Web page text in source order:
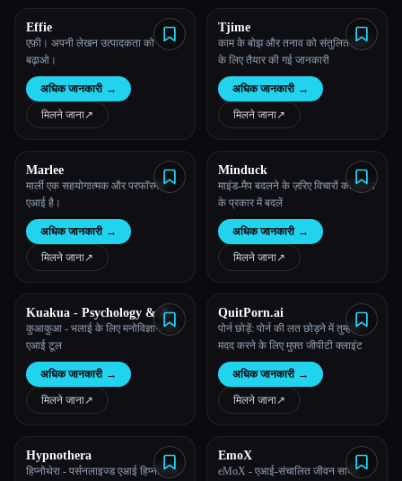
Effie
एफ़ी। अपनी लेखन उत्पादकता को
बढ़ाओ।
अधिक जानकारी →
मिलने जाना↗︎
Tjime
काम के बोझ और तनाव को संतुलित करने
के लिए तैयार की गई जानकारी
अधिक जानकारी →
मिलने जाना↗︎
Marlee
मार्ली एक सहयोगात्मक और परफॉरमेंस
एआई है।
अधिक जानकारी →
मिलने जाना↗︎
Minduck
माइंड-मैप बदलने के ज़रिए विचारों को सृजन
के प्रकार में बदलें
अधिक जानकारी →
मिलने जाना↗︎
Kuakua - Psychology & AI
Tools for Well-Being
कुआकुआ - भलाई के लिए मनोविज्ञान और
एआई टूल
अधिक जानकारी →
मिलने जाना↗︎
QuitPorn.ai
पोर्न छोड़ें: पोर्न की लत छोड़ने में तुम्हारी
मदद करने के लिए मुफ़्त जीपीटी क्लाइंट
अधिक जानकारी →
मिलने जाना↗︎
Hypnothera
हिप्नोथेरा - पर्सनलाइज्ड एआई हिप्नोथेरेपी
EmoX
eMoX - एआई-संचालित जीवन साथी,